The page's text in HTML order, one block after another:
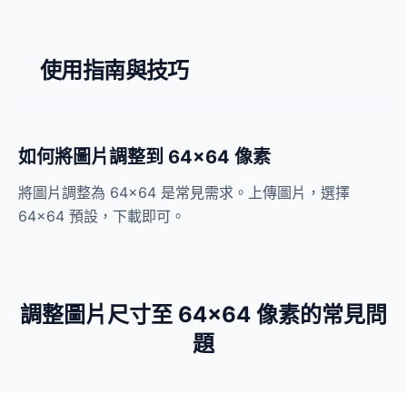
使用指南與技巧
如何將圖片調整到 64×64 像素
將圖片調整為 64×64 是常見需求。上傳圖片，選擇
64×64 預設，下載即可。
調整圖片尺寸至 64×64 像素的常見問
題